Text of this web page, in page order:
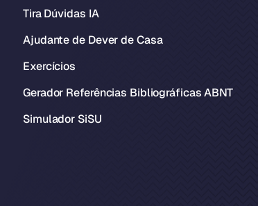
Tira Dúvidas IA
Ajudante de Dever de Casa
Exercícios
Gerador Referências Bibliográficas ABNT
Simulador SiSU